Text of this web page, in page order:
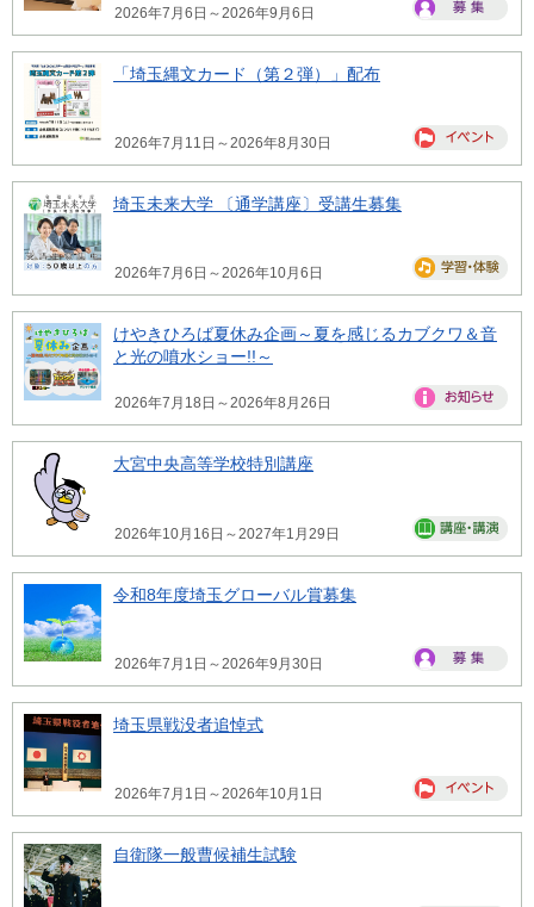
2026年7月6日～2026年9月6日
「埼玉縄文カード（第２弾）」配布
2026年7月11日～2026年8月30日
埼玉未来大学 〔通学講座〕受講生募集
2026年7月6日～2026年10月6日
けやきひろば夏休み企画～夏を感じるカブクワ＆音
と光の噴水ショー!!～
2026年7月18日～2026年8月26日
大宮中央高等学校特別講座
2026年10月16日～2027年1月29日
令和8年度埼玉グローバル賞募集
2026年7月1日～2026年9月30日
埼玉県戦没者追悼式
2026年7月1日～2026年10月1日
自衛隊一般曹候補生試験